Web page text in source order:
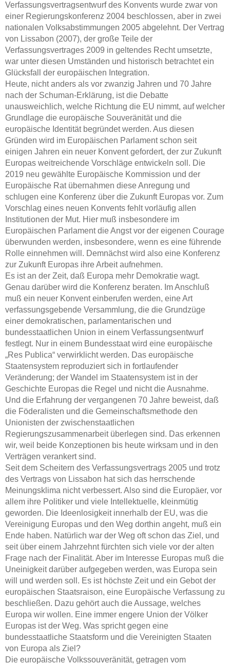
Verfassungsvertragsentwurf des Konvents wurde zwar von
einer Regierungskonferenz 2004 beschlossen, aber in zwei
nationalen Volksabstimmungen 2005 abgelehnt. Der Vertrag
von Lissabon (2007), der große Teile der
Verfassungsvertrages 2009 in geltendes Recht umsetzte,
war unter diesen Umständen und historisch betrachtet ein
Glücksfall der europäischen Integration.
Heute, nicht anders als vor zwanzig Jahren und 70 Jahre
nach der Schuman-Erklärung, ist die Debatte
unausweichlich, welche Richtung die EU nimmt, auf welcher
Grundlage die europäische Souveränität und die
europäische Identität begründet werden. Aus diesen
Gründen wird im Europäischen Parlament schon seit
einigen Jahren ein neuer Konvent gefordert, der zur Zukunft
Europas weitreichende Vorschläge entwickeln soll. Die
2019 neu gewählte Europäische Kommission und der
Europäische Rat übernahmen diese Anregung und
schlugen eine Konferenz über die Zukunft Europas vor. Zum
Vorschlag eines neuen Konvents fehlt vorläufig allen
Institutionen der Mut. Hier muß insbesondere im
Europäischen Parlament die Angst vor der eigenen Courage
überwunden werden, insbesondere, wenn es eine führende
Rolle einnehmen will. Demnächst wird also eine Konferenz
zur Zukunft Europas ihre Arbeit aufnehmen.
Es ist an der Zeit, daß Europa mehr Demokratie wagt.
Genau darüber wird die Konferenz beraten. Im Anschluß
muß ein neuer Konvent einberufen werden, eine Art
verfassungsgebende Versammlung, die die Grundzüge
einer demokratischen, parlamentarischen und
bundesstaatlichen Union in einem Verfassungsentwurf
festlegt. Nur in einem Bundesstaat wird eine europäische
„Res Publica“ verwirklicht werden. Das europäische
Staatensystem reproduziert sich in fortlaufender
Veränderung; der Wandel im Staatensystem ist in der
Geschichte Europas die Regel und nicht die Ausnahme.
Und die Erfahrung der vergangenen 70 Jahre beweist, daß
die Föderalisten und die Gemeinschaftsmethode den
Unionisten der zwischenstaatlichen
Regierungszusammenarbeit überlegen sind. Das erkennen
wir, weil beide Konzeptionen bis heute wirksam und in den
Verträgen verankert sind.
Seit dem Scheitern des Verfassungsvertrags 2005 und trotz
des Vertrags von Lissabon hat sich das herrschende
Meinungsklima nicht verbessert. Also sind die Europäer, vor
allem ihre Politiker und viele Intellektuelle, kleinmütig
geworden. Die Ideenlosigkeit innerhalb der EU, was die
Vereinigung Europas und den Weg dorthin angeht, muß ein
Ende haben. Natürlich war der Weg oft schon das Ziel, und
seit über einem Jahrzehnt fürchten sich viele vor der alten
Frage nach der Finalität. Aber im Interesse Europas muß die
Uneinigkeit darüber aufgegeben werden, was Europa sein
will und werden soll. Es ist höchste Zeit und ein Gebot der
europäischen Staatsraison, eine Europäische Verfassung zu
beschließen. Dazu gehört auch die Aussage, welches
Europa wir wollen. Eine immer engere Union der Völker
Europas ist der Weg. Was spricht gegen eine
bundesstaatliche Staatsform und die Vereinigten Staaten
von Europa als Ziel?
Die europäische Volkssouveränität, getragen vom